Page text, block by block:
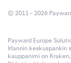
© 2011 - 2026
Payward Europe
Irlannin keskuspankin
kauppanimi on